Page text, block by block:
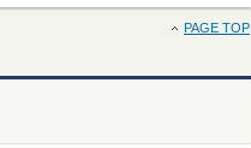
PAGE TOP